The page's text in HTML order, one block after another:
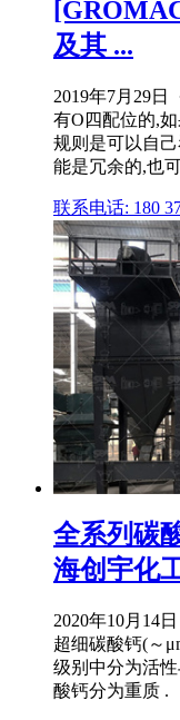
及其 ...
2019年7月29日
有O四配位的,
规则是可以自
能是冗余的,也
联系电话: 180
全系列碳
海创宇化
2020年10月14
超细碳酸钙(～
级别中分为活
酸钙分为重质 .